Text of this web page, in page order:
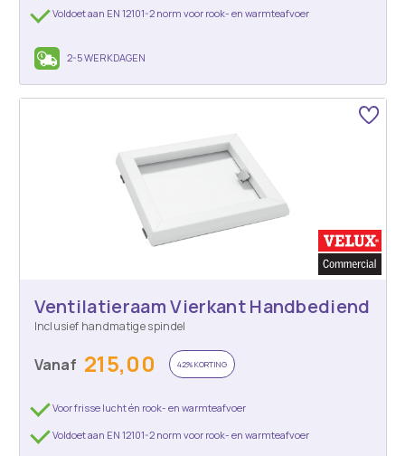
Voldoet aan EN 12101-2 norm voor rook- en warmteafvoer
2-5 WERKDAGEN
Ventilatieraam Vierkant Handbediend
Inclusief handmatige spindel
Vanaf 215,00 42% KORTING
Voor frisse lucht én rook- en warmteafvoer
Voldoet aan EN 12101-2 norm voor rook- en warmteafvoer